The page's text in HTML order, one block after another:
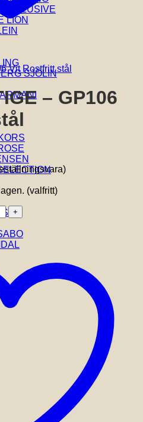
LION
SJÖLIN
– GP106
(valfritt)